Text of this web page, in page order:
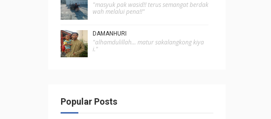
"masyuk pak wasid!! terus semangat berdak
wah melalui pena!!"
DAMANHURI
"alhamdulillah... matur sakalangkong kiya
i."
Popular Posts